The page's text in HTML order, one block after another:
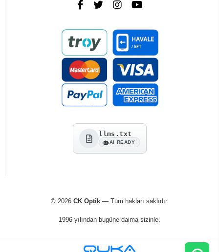
llms.txt
AI READY
© 2026 CK Optik— Tüm hakları saklıdır.
1996 yılından bugüne daima sizinle.